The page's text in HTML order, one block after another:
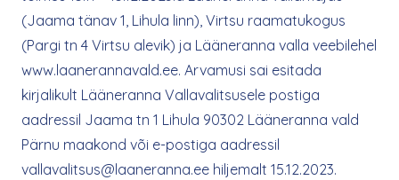
(Jaama tänav 1, Lihula linn), Virtsu raamatukogus
(Pargi tn 4 Virtsu alevik) ja Lääneranna valla veebilehel
www.laanerannavald.ee. Arvamusi sai esitada
kirjalikult Lääneranna Vallavalitsusele postiga
aadressil Jaama tn 1 Lihula 90302 Lääneranna vald
Pärnu maakond või e-postiga aadressil
vallavalitsus@laaneranna.ee hiljemalt 15.12.2023.